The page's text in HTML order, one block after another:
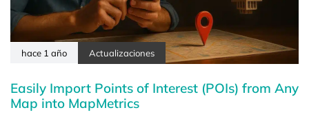
hace 1 año Actualizaciones
Easily Import Points of Interest (POIs) from Any
Map into MapMetrics